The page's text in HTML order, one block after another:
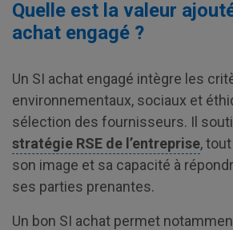
Quelle est la valeur
achat engagé ?
Un SI achat engagé intègre les
environnementaux, sociaux et
sélection des fournisseurs. Il
stratégie RSE de l’entreprise,
son image et sa capacité à
ses parties prenantes.
Un bon SI achat permet